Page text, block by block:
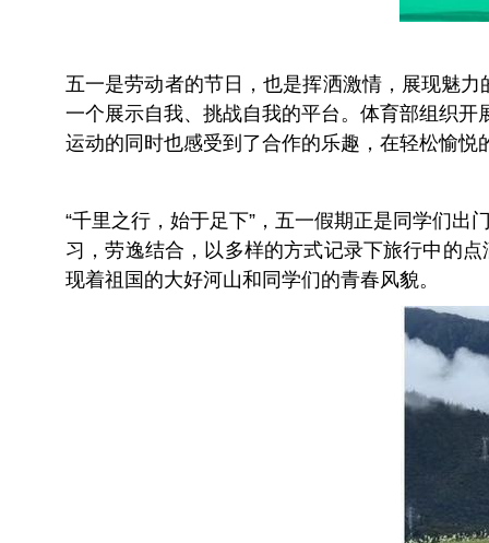
五一是劳动者的节日，也是挥洒激情，展现魅
一个展示自我、挑战自我的平台。体育部组织开
运动的同时也感受到了合作的乐趣，在轻松愉
“千里之行，始于足下”，五一假期正是同学们出
习，劳逸结合，以多样的方式记录下旅行中的
现着祖国的大好河山和同学们的青春风貌。